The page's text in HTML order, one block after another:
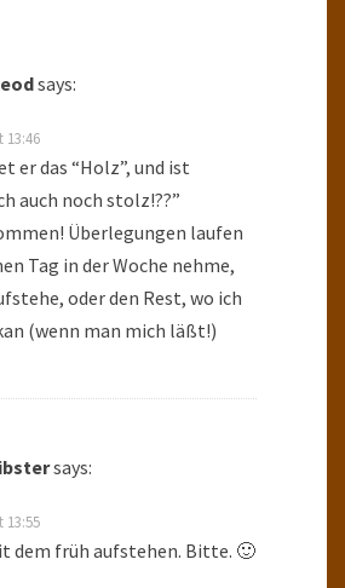
says:
13:46
er das “Holz”, und ist
auch noch stolz!??”
Überlegungen laufen
Tag in der Woche nehme,
oder den Rest, wo ich
(wenn man mich läßt!)
says:
13:55
dem früh aufstehen. Bitte. 🙂